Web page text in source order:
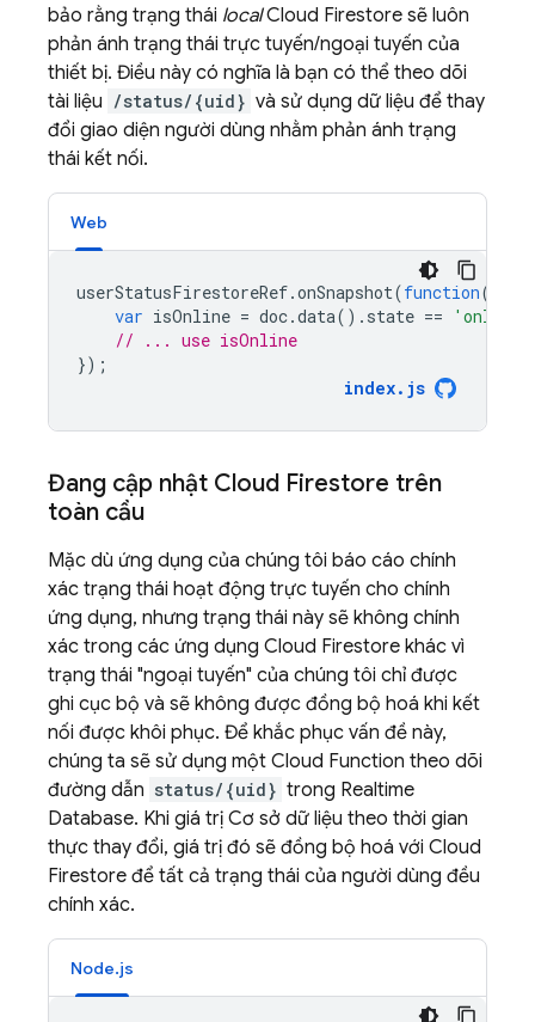
bảo rằng trạng thái local Cloud Firestore sẽ luôn
phản ánh trạng thái trực tuyến/ngoại tuyến của
thiết bị. Điều này có nghĩa là bạn có thể theo dõi
tài liệu /status/{uid} và sử dụng dữ liệu để thay
đổi giao diện người dùng nhằm phản ánh trạng
thái kết nối.
Web
userStatusFirestoreRef.onSnapshot(function(
var isOnline = doc.data(). state == 'online'
// ... use isOnline
});
index. js
Đang cập nhật Cloud Firestore trên
toàn cầu
Mặc dù ứng dụng của chúng tôi báo cáo chính
xác trạng thái hoạt động trực tuyến cho chính
ứng dụng, nhưng trạng thái này sẽ không chính
xác trong các ứng dụng Cloud Firestore khác vì
trạng thái "ngoại tuyến" của chúng tôi chỉ được
ghi cục bộ và sẽ không được đồng bộ hoá khi kết
nối được khôi phục. Để khắc phục vấn đề này,
chúng ta sẽ sử dụng một Cloud Function theo dõi
đường dẫn status/{uid} trong Realtime
Database. Khi giá trị Cơ sở dữ liệu theo thời gian
thực thay đổi, giá trị đó sẽ đồng bộ hoá với Cloud
Firestore để tất cả trạng thái của người dùng đều
chính xác.
Node.js